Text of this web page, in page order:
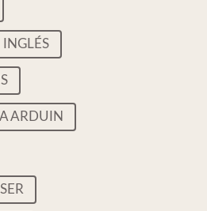
INGLÉS
ARDUIN